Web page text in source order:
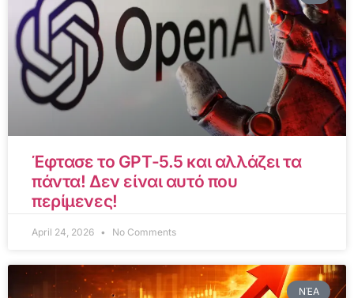
Έφτασε το GPT-5.5 και αλλάζει τα
πάντα! Δεν είναι αυτό που
περίμενες!
April 24, 2026 No Comments
ΝΈΑ